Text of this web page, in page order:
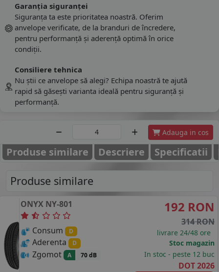
Garanția siguranței
Siguranța ta este prioritatea noastră. Oferim
anvelope verificate, de la branduri de încredere,
pentru performanță și aderență optimă în orice
condiții.
Consiliere tehnica
Nu știi ce anvelope să alegi? Echipa noastră te ajută
rapid să găsești varianta ideală pentru siguranță și
performanță.
Adauga in cos
Produse similare Descriere Specificatii
Produse similare
ONYX NY-801
Consum D
Aderenta D
Zgomot A 70 dB
192 RON
314 RON
livrare 24/48 ore
Stoc magazin
In stoc - peste 12 buc
DOT 2026